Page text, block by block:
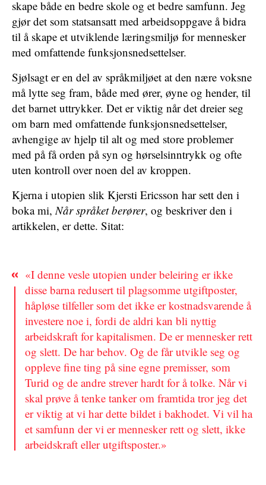
skape både en bedre skole og et bedre samfunn. Jeg
gjør det som statsansatt med arbeidsoppgave å bidra
til å skape et utviklende læringsmiljø for mennesker
med omfattende funksjonsnedsettelser.
Sjølsagt er en del av språkmiljøet at den nære voksne
må lytte seg fram, både med ører, øyne og hender, til
det barnet uttrykker. Det er viktig når det dreier seg
om barn med omfattende funksjonsnedsettelser,
avhengige av hjelp til alt og med store problemer
med på få orden på syn og hørselsinntrykk og ofte
uten kontroll over noen del av kroppen.
Kjerna i utopien slik Kjersti Ericsson har sett den i
boka mi,Når språket berører, og beskriver den i
artikkelen, er dette. Sitat:
«I denne vesle utopien under beleiring er ikke
disse barna redusert til plagsomme utgiftposter,
håpløse tilfeller som det ikke er kostnadsvarende å
investere noe i, fordi de aldri kan bli nyttig
arbeidskraft for kapitalismen. De er mennesker rett
og slett. De har behov. Og de får utvikle seg og
oppleve fine ting på sine egne premisser, som
Turid og de andre strever hardt for å tolke. Når vi
skal prøve å tenke tanker om framtida tror jeg det
er viktig at vi har dette bildet i bakhodet. Vi vil ha
et samfunn der vi er mennesker rett og slett, ikke
arbeidskraft eller utgiftsposter.»